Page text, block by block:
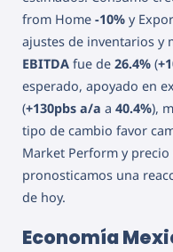
from Home -10% y
ajustes de inventarios y
EBITDA fue de 26.4% (
esperado, apoyado en
(+130pbs a/a a 40.4%),
tipo de cambio favor
Market Perform y
pronosticamos una
de hoy.
Economía